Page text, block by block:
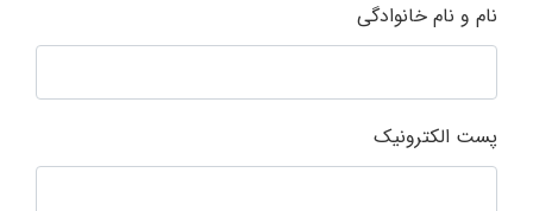
نام و نام خانوادگی
پست الکترونیک